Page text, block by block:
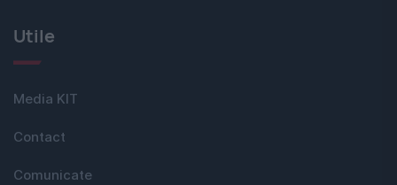
Utile
Media KIT
Contact
Comunicate